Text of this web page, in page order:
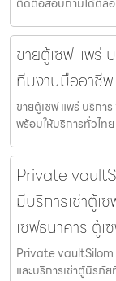
ขายตู้เซฟ แพร่
ทีมงานมืออาชี
ขายตู้เซฟ แพร่ บริกา
พร้อมให้บริการทั่วไท
Private
มีบริการเช่าตู้เ
เซฟธนาคาร ตู้
Private vaultSilom
และบริการเช่าตู้นิรภั